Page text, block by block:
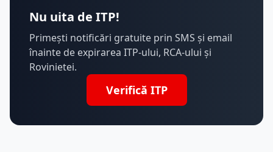
Nu uita de ITP!
Primești notificări gratuite prin SMS și email
înainte de expirarea ITP-ului, RCA-ului și
Rovinietei.
Verifică ITP